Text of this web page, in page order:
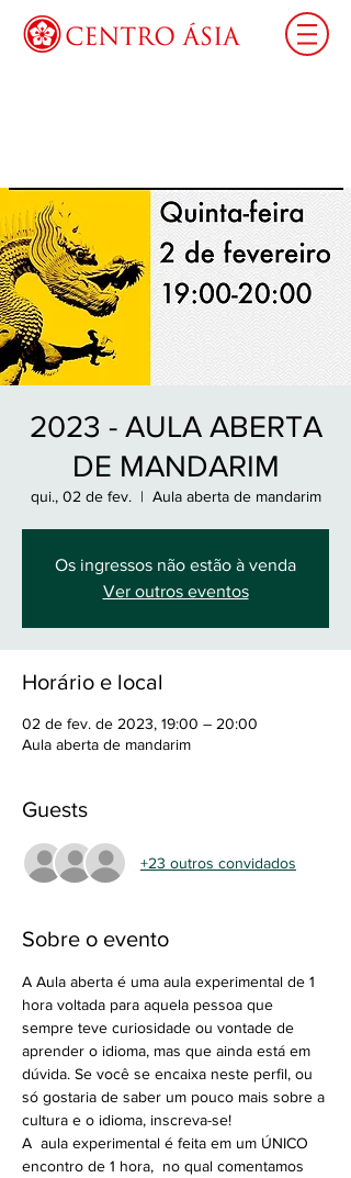
2023 - AULA ABERTA
DE MANDARIM
qui., 02 de fev.
  |
Aula aberta de mandarim
Os ingressos não estão à venda
Ver outros eventos
Horário e local
02 de fev. de 2023, 19:00 – 20:00
Aula aberta de mandarim
Guests
+23 outros convidados
Sobre o evento
A Aula aberta é uma aula experimental de 1
hora voltada para aquela pessoa que
sempre teve curiosidade ou vontade de
aprender o idioma, mas que ainda está em
dúvida. Se você se encaixa neste perfil, ou
só gostaria de saber um pouco mais sobre a
cultura e o idioma, inscreva-se!
A  aula experimental é feita em um ÚNICO
encontro de 1 hora,  no qual comentamos